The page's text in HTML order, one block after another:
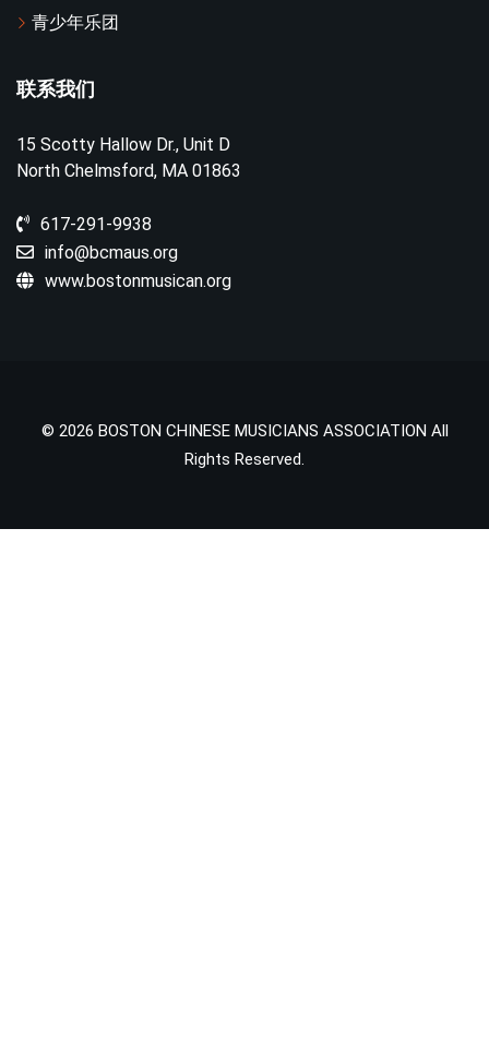
青少年乐团
联系我们
15 Scotty Hallow Dr., Unit D
North Chelmsford, MA 01863
617-291-9938
info@bcmaus.org
www.bostonmusican.org
© 2026 BOSTON CHINESE MUSICIANS ASSOCIATION All
Rights Reserved.